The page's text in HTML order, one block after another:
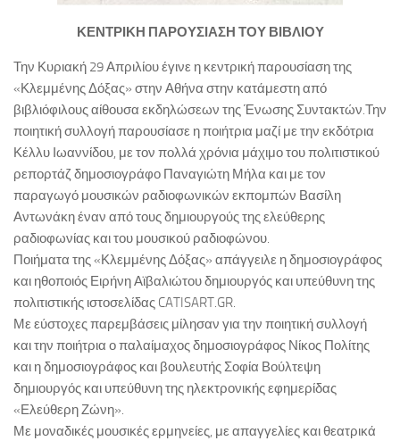
ΚΕΝΤΡΙΚΗ ΠΑΡΟΥΣΙΑΣΗ ΤΟΥ ΒΙΒΛΙΟΥ
Την Κυριακή 29 Απριλίου έγινε η κεντρική παρουσίαση της
«Κλεμμένης Δόξας» στην Αθήνα στην κατάμεστη από
βιβλιόφιλους αίθουσα εκδηλώσεων της Ένωσης Συντακτών.Την
ποιητική συλλογή παρουσίασε η ποιήτρια μαζί με την εκδότρια
Κέλλυ Ιωαννίδου, με τον πολλά χρόνια μάχιμο του πολιτιστικού
ρεπορτάζ δημοσιογράφο Παναγιώτη Μήλα και με τον
παραγωγό μουσικών ραδιοφωνικών εκπομπών Βασίλη
Αντωνάκη έναν από τους δημιουργούς της ελεύθερης
ραδιοφωνίας και του μουσικού ραδιοφώνου.
Ποιήματα της «Κλεμμένης Δόξας» απάγγειλε η δημοσιογράφος
και ηθοποιός Ειρήνη Αϊβαλιώτου δημιουργός και υπεύθυνη της
πολιτιστικής ιστοσελίδας CATISART.GR.
Με εύστοχες παρεμβάσεις μίλησαν για την ποιητική συλλογή
και την ποιήτρια ο παλαίμαχος δημοσιογράφος Νίκος Πολίτης
και η δημοσιογράφος και βουλευτής Σοφία Βούλτεψη
δημιουργός και υπεύθυνη της ηλεκτρονικής εφημερίδας
«Ελεύθερη Ζώνη».
Με μοναδικές μουσικές ερμηνείες, με απαγγελίες και θεατρικά